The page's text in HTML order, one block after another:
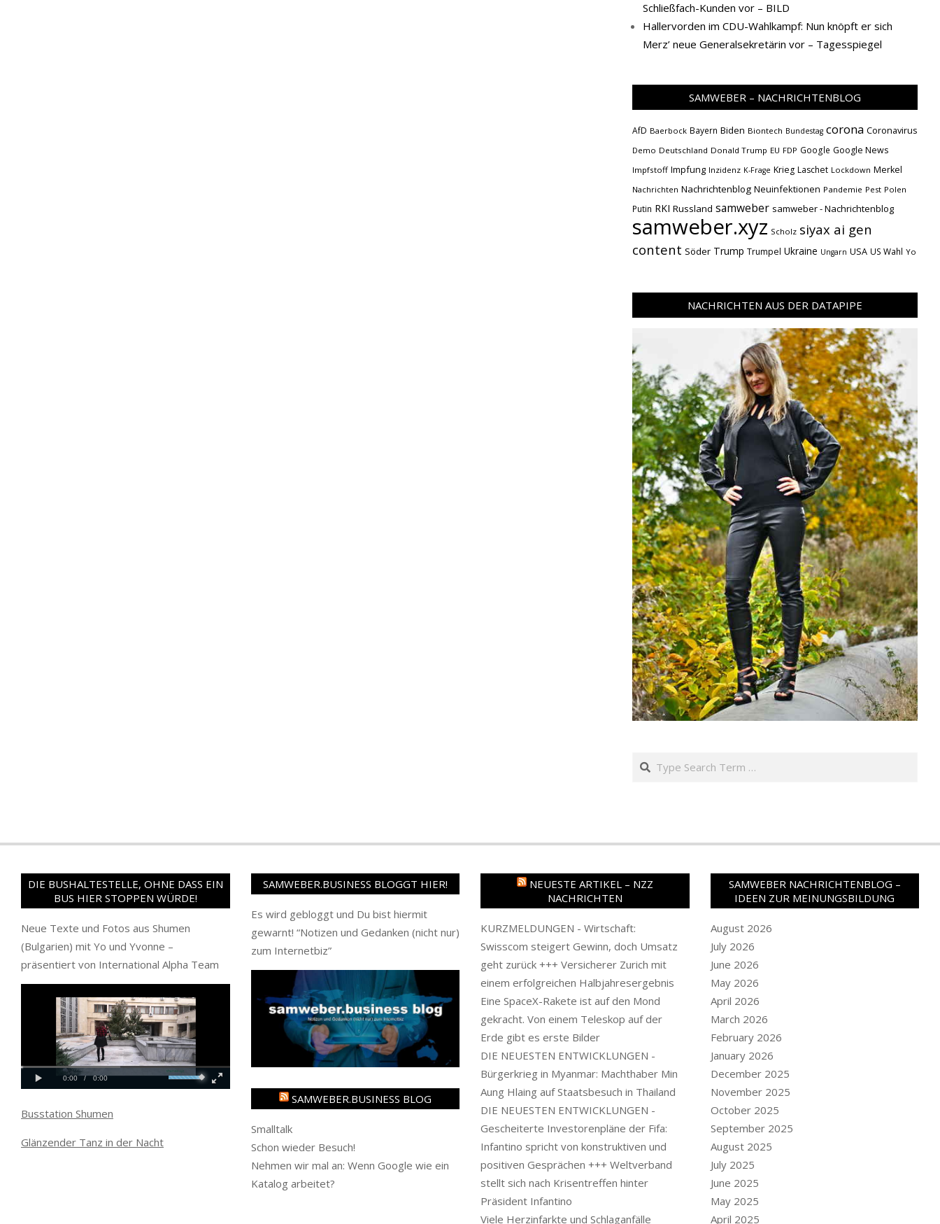
Schließfach-Kunden vor – BILD
Hallervorden im CDU-Wahlkampf: Nun knöpft er sich
Merz’ neue Generalsekretärin vor – Tagesspiegel
SAMWEBER – NACHRICHTENBLOG
AfD Baerbock Bayern Biden Biontech Bundestag corona Coronavirus
Demo Deutschland Donald Trump EU FDP Google Google News
Impfstoff Impfung Inzidenz K-Frage Krieg Laschet Lockdown Merkel
Nachrichten Nachrichtenblog Neuinfektionen Pandemie Pest Polen
Putin RKI Russland samweber samweber - Nachrichtenblog
samweber.xyz Scholz siyax ai gen
content Söder Trump Trumpel Ukraine Ungarn USA US Wahl Yo
NACHRICHTEN AUS DER DATAPIPE
Search
DIE BUSHALTESTELLE, OHNE DASS EIN
BUS HIER STOPPEN WÜRDE!
Neue Texte und Fotos aus Shumen
(Bulgarien) mit Yo und Yvonne –
präsentiert von International Alpha Team
Busstation Shumen
Glänzender Tanz in der Nacht
SAMWEBER.BUSINESS BLOGGT HIER!
Es wird gebloggt und Du bist hiermit
gewarnt! “Notizen und Gedanken (nicht nur)
zum Internetbiz”
SAMWEBER.BUSINESS BLOG
Smalltalk
Schon wieder Besuch!
Nehmen wir mal an: Wenn Google wie ein
Katalog arbeitet?
NEUESTE ARTIKEL – NZZ
NACHRICHTEN
KURZMELDUNGEN - Wirtschaft:
Swisscom steigert Gewinn, doch Umsatz
geht zurück +++ Versicherer Zurich mit
einem erfolgreichen Halbjahresergebnis
Eine SpaceX-Rakete ist auf den Mond
gekracht. Von einem Teleskop auf der
Erde gibt es erste Bilder
DIE NEUESTEN ENTWICKLUNGEN -
Bürgerkrieg in Myanmar: Machthaber Min
Aung Hlaing auf Staatsbesuch in Thailand
DIE NEUESTEN ENTWICKLUNGEN -
Gescheiterte Investorenpläne der Fifa:
Infantino spricht von konstruktiven und
positiven Gesprächen +++ Weltverband
stellt sich nach Krisentreffen hinter
Präsident Infantino
Viele Herzinfarkte und Schlaganfälle
SAMWEBER NACHRICHTENBLOG –
IDEEN ZUR MEINUNGSBILDUNG
August 2026
July 2026
June 2026
May 2026
April 2026
March 2026
February 2026
January 2026
December 2025
November 2025
October 2025
September 2025
August 2025
July 2025
June 2025
May 2025
April 2025